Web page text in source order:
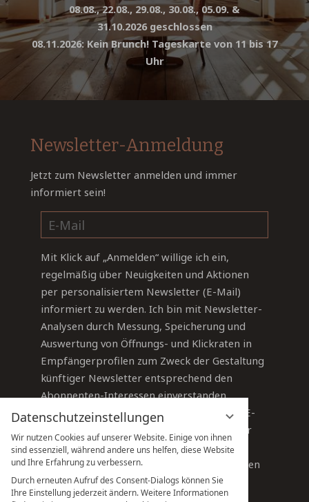
Datenschutzeinstellungen
Wir nutzen Cookies auf unserer Website. Einige von ihnen
sind essenziell, während andere uns helfen, diese Website
und Ihre Erfahrung zu verbessern.
Durch erneuten Aufruf des Consent-Dialogs können Sie
Ihre Einstellung jederzeit ändern. Weitere Informationen
08.08., 22.08., 29.08., 30.08., 05.09. &
31.10.2026 geschlossen
08.11.2026: Kein Brunch! Tageskarte von 11 bis 17
Uhr
Newsletter-Anmeldung
Jetzt zum Newsletter anmelden und immer
informiert sein!
Mit Klick auf „Anmelden“ willige ich ein,
regelmäßig über Neuigkeiten und Aktionen
per personalisiertem Newsletter (E-Mail)
informiert zu werden. Ich bin mit Newsletter-
Analysen durch Messung, Speicherung und
Auswertung von Öffnungs- und Klickraten in
Empfängerprofilen zum Zweck der Gestaltung
künftiger Newsletter entsprechend den
Abonnenten-Interessen einverstanden.
Sie können Ihre Einwilligung jederzeit per E-
info@sauerland-stern-hotel.de
oder
über den Abmelde-Link im Newsletter
widerrufen.Detaillierte Informationen finden
Sie in unserenDatenschutzhinweisen.